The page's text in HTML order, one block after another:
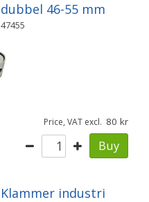
dubbel 46-55 mm
47455
Price, VAT excl. 80
Buy
Klammer industri